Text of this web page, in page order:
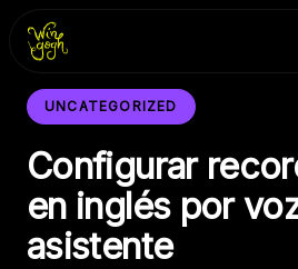
Inicio
Blog
Contacto
UNCATEGORIZED
Configurar
en inglés por
asistente